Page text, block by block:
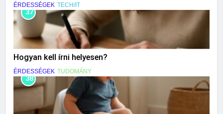
ÉRDESSÉGEK TECH/IT
37
Hogyan kell írni helyesen?
ÉRDESSÉGEK TUDOMÁNY
38